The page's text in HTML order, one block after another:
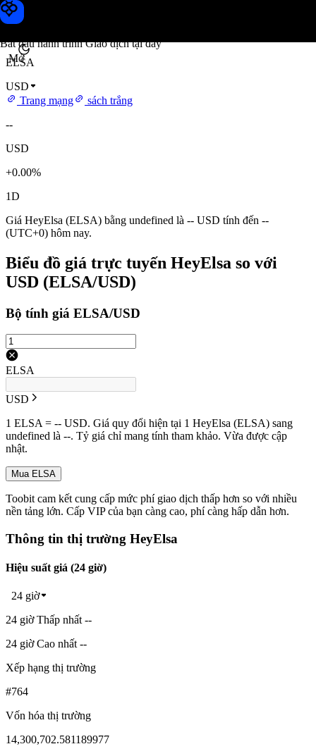
Bắt đầu hành trình Giao dịch tại đây
Mở
Giá HeyElsa
ELSA
USD
Trang mạng
sách trắng
--
USD
+0.00%
1D
Giá HeyElsa (ELSA) bằng undefined là -- USD tính đến --
(UTC+0) hôm nay.
Biểu đồ giá trực tuyến HeyElsa so với
USD (ELSA/USD)
Bộ tính giá ELSA/USD
ELSA
USD
1 ELSA = -- USD. Giá quy đổi hiện tại 1 HeyElsa (ELSA) sang
undefined là --. Tỷ giá chỉ mang tính tham khảo. Vừa được cập
nhật.
Mua ELSA
Toobit cam kết cung cấp mức phí giao dịch thấp hơn so với nhiều
nền tảng lớn. Cấp VIP của bạn càng cao, phí càng hấp dẫn hơn.
Thông tin thị trường HeyElsa
Hiệu suất giá (24 giờ)
24 giờ
24 giờ Thấp nhất --
24 giờ Cao nhất --
Xếp hạng thị trường
#764
Vốn hóa thị trường
14,300,702.581189977